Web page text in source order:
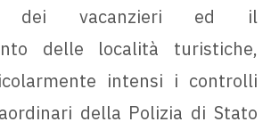
dei vacanzieri ed il
delle località turistiche,
intensi i controlli
della Polizia di Stato